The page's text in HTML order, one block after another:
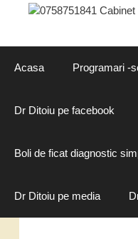
Acasa Programari -
Dr Ditoiu pe facebook
Boli de ficat diagnostic
Dr Ditoiu pe media